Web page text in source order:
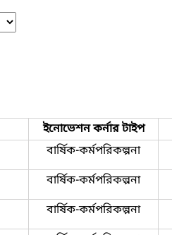
ইনোভেশন কর্নার টাইপ
বার্ষিক-কর্মপরিকল্পনা
বার্ষিক-কর্মপরিকল্পনা
বার্ষিক-কর্মপরিকল্পনা